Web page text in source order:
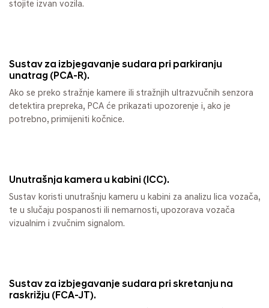
stojite izvan vozila.
Sustav za izbjegavanje sudara pri parkiranju
unatrag (PCA-R).
Ako se preko stražnje kamere ili stražnjih ultrazvučnih senzora
detektira prepreka, PCA će prikazati upozorenje i, ako je
potrebno, primijeniti kočnice.
Unutrašnja kamera u kabini (ICC).
Sustav koristi unutrašnju kameru u kabini za analizu lica vozača,
te u slučaju pospanosti ili nemarnosti, upozorava vozača
vizualnim i zvučnim signalom.
Sustav za izbjegavanje sudara pri skretanju na
raskrižju (FCA-JT).